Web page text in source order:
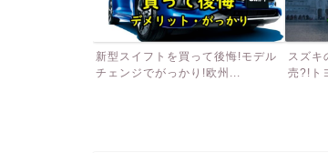
新型スイフトを買って後悔!モデル
チェンジでがっかり!欧州...
スズキ
売?!ト